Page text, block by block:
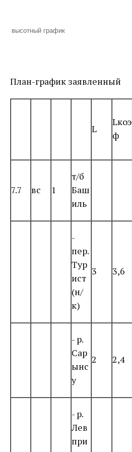
высотный график
План-график заявленный
L
Lкоэ
ф
7.7 вс 1
т/б
Баш
иль
-
пер.
Тур
ист
(н/
к)
3 3,6
- р.
Сар
ынс
у
2 2,4
- р.
Лев
при